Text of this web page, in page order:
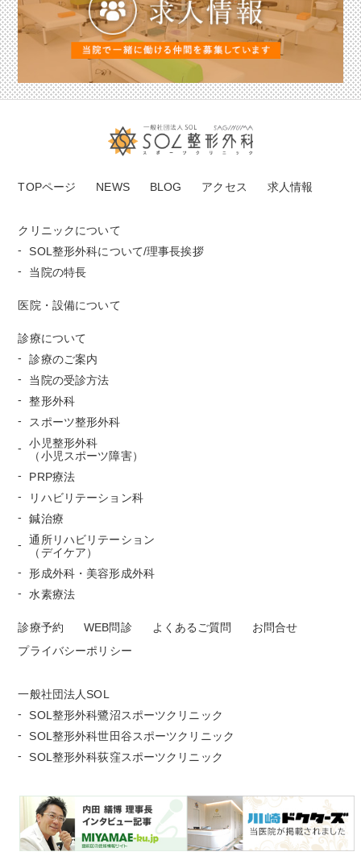
TOPページ NEWS BLOG アクセス 求人情報
クリニックについて
SOL整形外科について/理事長挨拶
当院の特長
医院・設備について
診療について
診療のご案内
当院の受診方法
整形外科
スポーツ整形外科
小児整形外科
（小児スポーツ障害）
PRP療法
リハビリテーション科
鍼治療
通所リハビリテーション
（デイケア）
形成外科・美容形成外科
水素療法
診療予約 WEB問診 よくあるご質問
お問合せ
プライバシーポリシー
一般社団法人SOL
SOL整形外科鷺沼スポーツクリニック
SOL整形外科世田谷スポーツクリニック
SOL整形外科荻窪スポーツクリニック